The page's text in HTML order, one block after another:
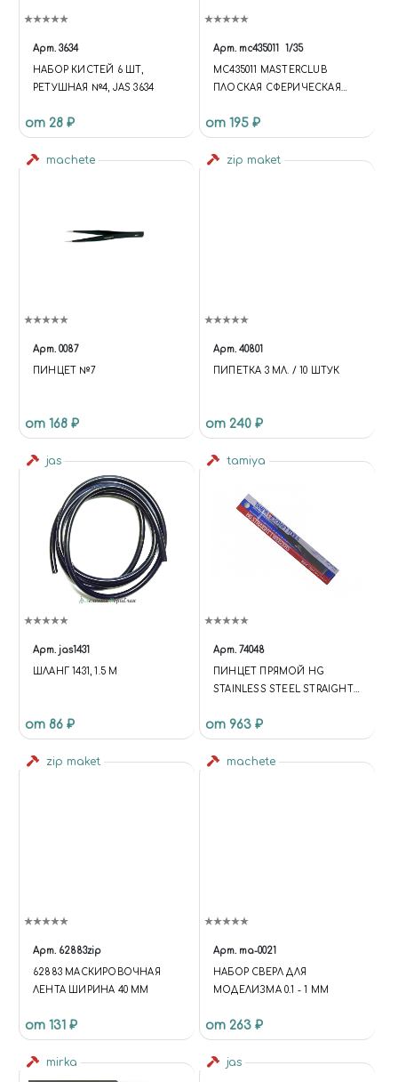
Арт. 3634
НАБОР КИСТЕЙ 6 ШТ,
РЕТУШНАЯ №4, JAS 3634
от 28 ₽
Арт. mc435011 1/35
MC435011 MASTERCLUB
ПЛОСКАЯ СФЕРИЧЕСКАЯ
(200 ШТ.)
от 195 ₽
machete
Арт. 0087
ПИНЦЕТ №7
от 168 ₽
zip maket
Арт. 40801
ПИПЕТКА 3 МЛ. / 10 ШТУК
от 240 ₽
jas
Арт. jas1431
ШЛАНГ 1431, 1.5 М
от 86 ₽
tamiya
Арт. 74048
ПИНЦЕТ ПРЯМОЙ HG
STAINLESS STEEL STRAIGHT
от 963 ₽
zip maket
Арт. 62883zip
62883 МАСКИРОВОЧНАЯ
ЛЕНТА ШИРИНА 40 ММ
от 131 ₽
machete
Арт. ma-0021
НАБОР СВЕРЛ ДЛЯ
МОДЕЛИЗМА 0.1 - 1 ММ
от 263 ₽
mirka jas